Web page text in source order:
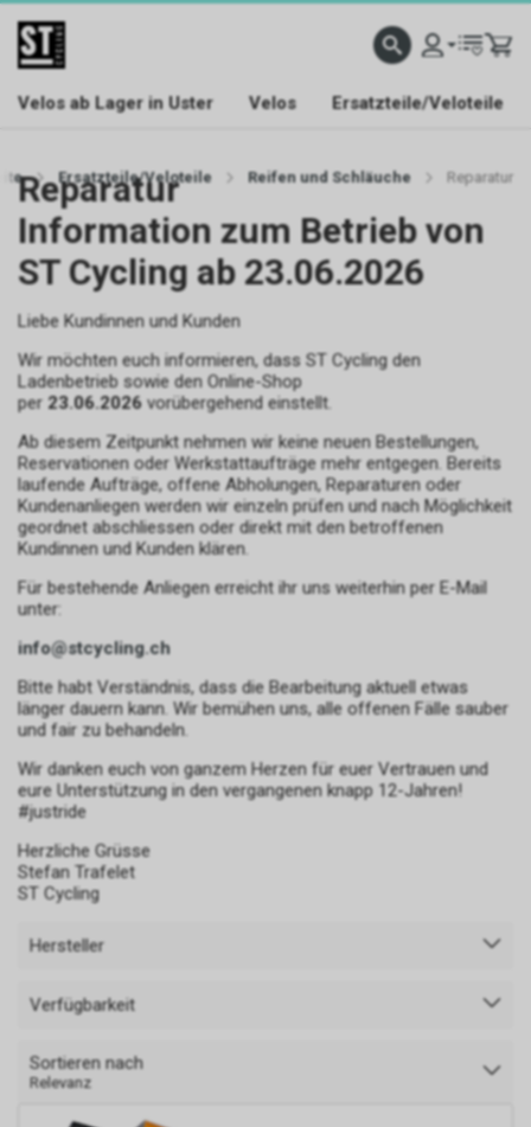
Velos ab Lager in Uster Velos Ersatzteile/Veloteile
Ersatzteile/Veloteile Reifen und Schläuche Reparatur
Reparatur
Information zum Betrieb von
ST Cycling ab 23.06.2026
Liebe Kundinnen und Kunden
Wir möchten euch informieren, dass ST Cycling den
Ladenbetrieb sowie den Online-Shop
per 23.06.2026 vorübergehend einstellt.
Ab diesem Zeitpunkt nehmen wir keine neuen Bestellungen,
Reservationen oder Werkstattaufträge mehr entgegen. Bereits
laufende Aufträge, offene Abholungen, Reparaturen oder
Kundenanliegen werden wir einzeln prüfen und nach Möglichkeit
geordnet abschliessen oder direkt mit den betroffenen
Kundinnen und Kunden klären.
Für bestehende Anliegen erreicht ihr uns weiterhin per E-Mail
unter:
info@stcycling.ch
Bitte habt Verständnis, dass die Bearbeitung aktuell etwas
länger dauern kann. Wir bemühen uns, alle offenen Fälle sauber
und fair zu behandeln.
Wir danken euch von ganzem Herzen für euer Vertrauen und
eure Unterstützung in den vergangenen knapp 12-Jahren!
#justride
Herzliche Grüsse
Stefan Trafelet
ST Cycling
Hersteller
Verfügbarkeit
Sortieren nach
Relevanz